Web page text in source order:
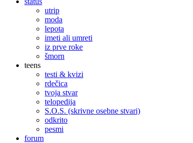
utrip
moda
lepota
imeti ali umreti
iz prve roke
šmorn
teens
testi & kvizi
rdečica
tvoja stvar
telopedija
S.O.S. (skrivne osebne stvari)
odkrito
pesmi
forum